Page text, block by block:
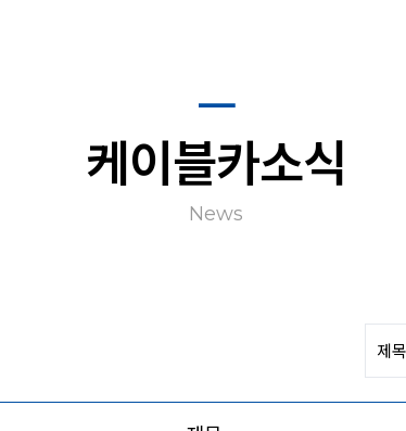
케이블카소식
News